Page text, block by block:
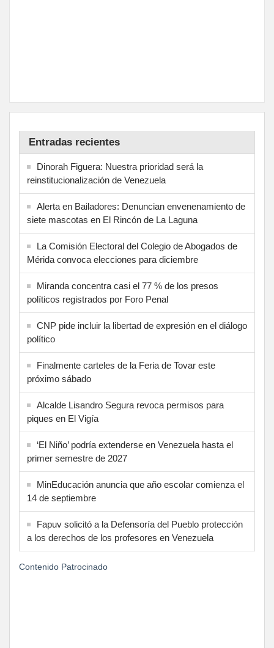
Entradas recientes
Dinorah Figuera: Nuestra prioridad será la
reinstitucionalización de Venezuela
Alerta en Bailadores: Denuncian envenenamiento de
siete mascotas en El Rincón de La Laguna
La Comisión Electoral del Colegio de Abogados de
Mérida convoca elecciones para diciembre
Miranda concentra casi el 77 % de los presos
políticos registrados por Foro Penal
CNP pide incluir la libertad de expresión en el diálogo
político
Finalmente carteles de la Feria de Tovar este
próximo sábado
Alcalde Lisandro Segura revoca permisos para
piques en El Vigía
‘El Niño’ podría extenderse en Venezuela hasta el
primer semestre de 2027
MinEducación anuncia que año escolar comienza el
14 de septiembre
Fapuv solicitó a la Defensoría del Pueblo protección
a los derechos de los profesores en Venezuela
Contenido Patrocinado